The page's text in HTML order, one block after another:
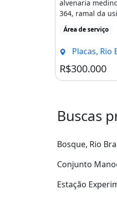
alvenaria
364, ramal da
com venda por
área de serviço,
Área de serviço
Placas, Rio
R$300.000
Buscas
Bosque, Rio
Conjunto
Estação